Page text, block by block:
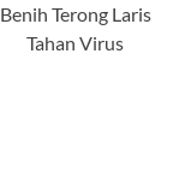
Benih Terong Laris
Tahan Virus